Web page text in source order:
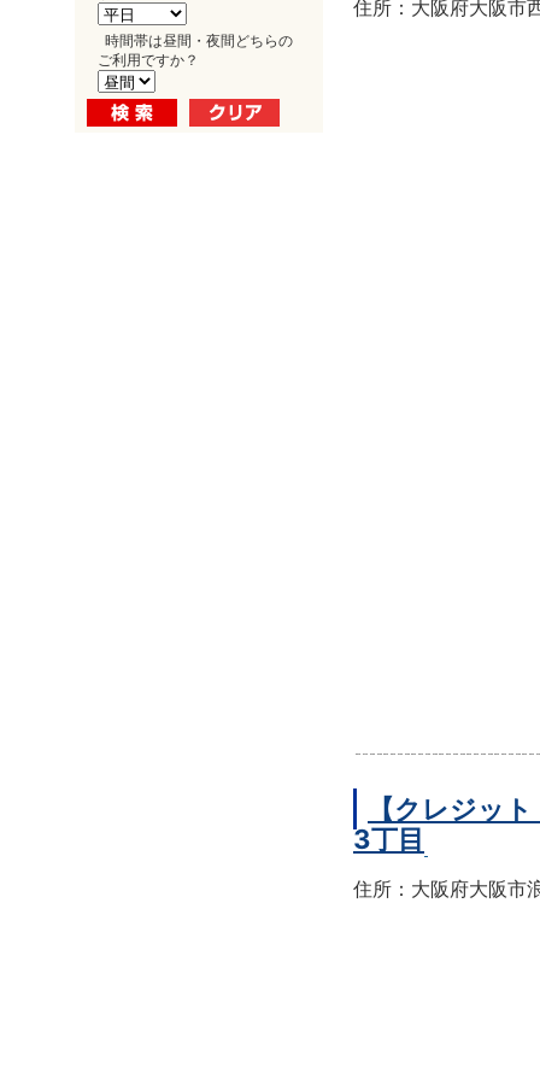
時間帯は昼間・夜間どちらの
ご利用ですか？
住所：大阪府大阪市
【クレジッ
3丁目
住所：大阪府大阪市